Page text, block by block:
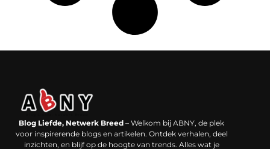
Blog Liefde, Netwerk Breed – Welkom bij ABNY, de plek
voor inspirerende blogs en artikelen. Ontdek verhalen, deel
inzichten, en blijf op de hoogte van trends. Alles wat je